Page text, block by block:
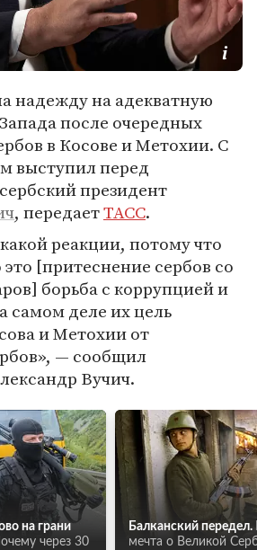
надежду на адекватную
после очередных
в Косове и Метохии. С
выступил перед
президент
, передаетТАСС.
реакции, потому что
[притеснение сербов со
борьба с коррупцией и
деле их цель
и Метохии от
— сообщил
Вучич.
на грани
через 30
Балканский передел.
мечта о Великой